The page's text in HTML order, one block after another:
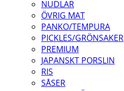
NUDLAR
ÖVRIG MAT
PANKO/TEMPURA
PICKLES/GRÖNSAKER
PREMIUM
JAPANSKT PORSLIN
RIS
SÅSER